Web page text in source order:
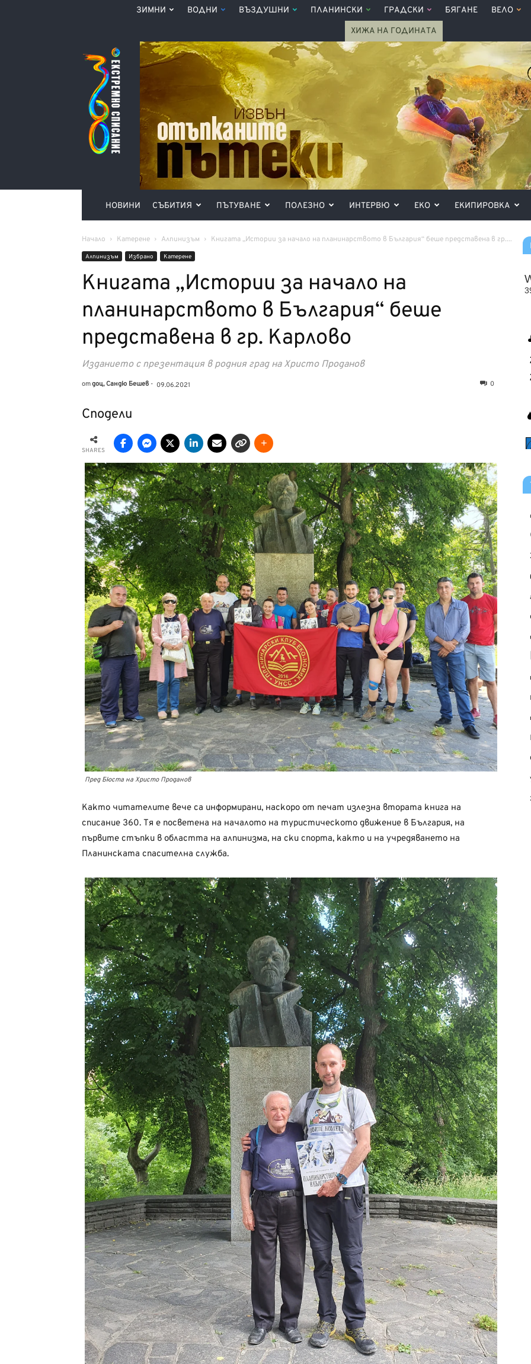
ЗИМНИ ВОДНИ ВЪЗДУШНИ ПЛАНИНСКИ ГРАДСКИ БЯГАНЕ ВЕЛО
ХИЖА НА ГОДИНАТА
Списание
360°
НОВИНИ СЪБИТИЯ ПЪТУВАНЕ ПОЛЕЗНО ИНТЕРВЮ ЕКО ЕКИПИРОВКА
Начало Катерене Алпинизъм Книгата „Истории за начало на планинарството в България“ беше представена в гр....
Алпинизъм Избрано Катерене
Книгата „Истории за начало на
планинарството в България“ беше
представена в гр. Карлово
Изданието с презентация в родния град на Христо Проданов
отдоц, Сандю Бешев - 09.06.2021 0
Сподели
SHARES
Пред Бюста на Христо Проданов
Както читателите вече са информирани, наскоро от печат излезна втората книга на
списание 360. Тя е посветена на началото на туристическото движение в България, на
първите стъпки в областта на алпинизма, на ски спорта, както и на учредяването на
Планинската спасителна служба.